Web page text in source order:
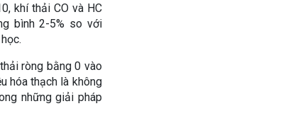
khí thải CO và HC
bình 2-5% so với
ròng bằng 0 vào
hóa thạch là không
những giải pháp